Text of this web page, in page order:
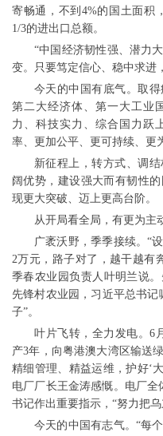
寄畅通，不到4%的国土面积
1/3的进出口总额。
“中国经济韧性强、潜力
变。只要笃定信心、稳中求进
今天的中国有底气。取
第二大经济体、第一大工业
力、科技实力、综合国力跃
率、更加公平、更可持续、更
新征程上，转方式、调
阔优势，建设强大而有韧性
现更大突破、迈上更高台阶。
从开局看全局，有更为主
广袤沃野，季季接续。“
2万元，路子对了，越干越有
季春农业园负责人叶明兰说
先锋村农业园，习近平总书
子”。
叶片飞转，全力发电。6
产3年，向粤港澳大湾区输送
精细管理、精益运维，护好‘
电厂厂长王金涛感慨。电厂全
书记作出重要指示，“努力把
今天的中国有志气。“每